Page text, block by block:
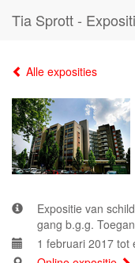
Alle exposities
Expositie van
gang b.g.g.
1 februari 2017 tot